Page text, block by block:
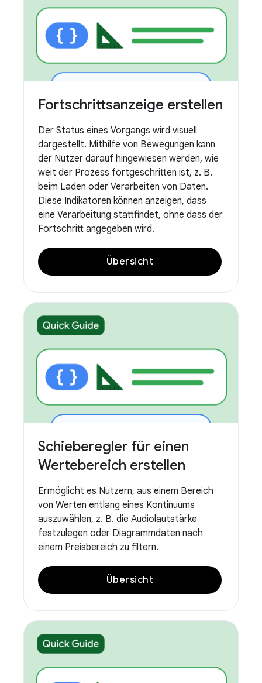
Fortschrittsanzeige erstellen
Der Status eines Vorgangs wird visuell
dargestellt. Mithilfe von Bewegungen kann
der Nutzer darauf hingewiesen werden, wie
weit der Prozess fortgeschritten ist, z. B.
beim Laden oder Verarbeiten von Daten.
Diese Indikatoren können anzeigen, dass
eine Verarbeitung stattfindet, ohne dass der
Fortschritt angegeben wird.
Übersicht
Schieberegler für einen
Wertebereich erstellen
Ermöglicht es Nutzern, aus einem Bereich
von Werten entlang eines Kontinuums
auszuwählen, z. B. die Audiolautstärke
festzulegen oder Diagrammdaten nach
einem Preisbereich zu filtern.
Übersicht